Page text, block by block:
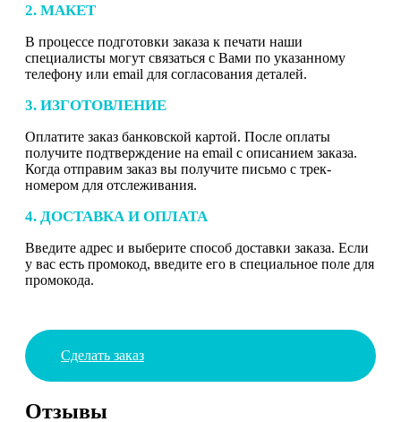
2. МАКЕТ
В процессе подготовки заказа к печати наши
специалисты могут связаться с Вами по указанному
телефону или email для согласования деталей.
3. ИЗГОТОВЛЕНИЕ
Оплатите заказ банковской картой. После оплаты
получите подтверждение на email с описанием заказа.
Когда отправим заказ вы получите письмо с трек-
номером для отслеживания.
4. ДОСТАВКА И ОПЛАТА
Введите адрес и выберите способ доставки заказа. Если
у вас есть промокод, введите его в специальное поле для
промокода.
Сделать заказ
Отзывы